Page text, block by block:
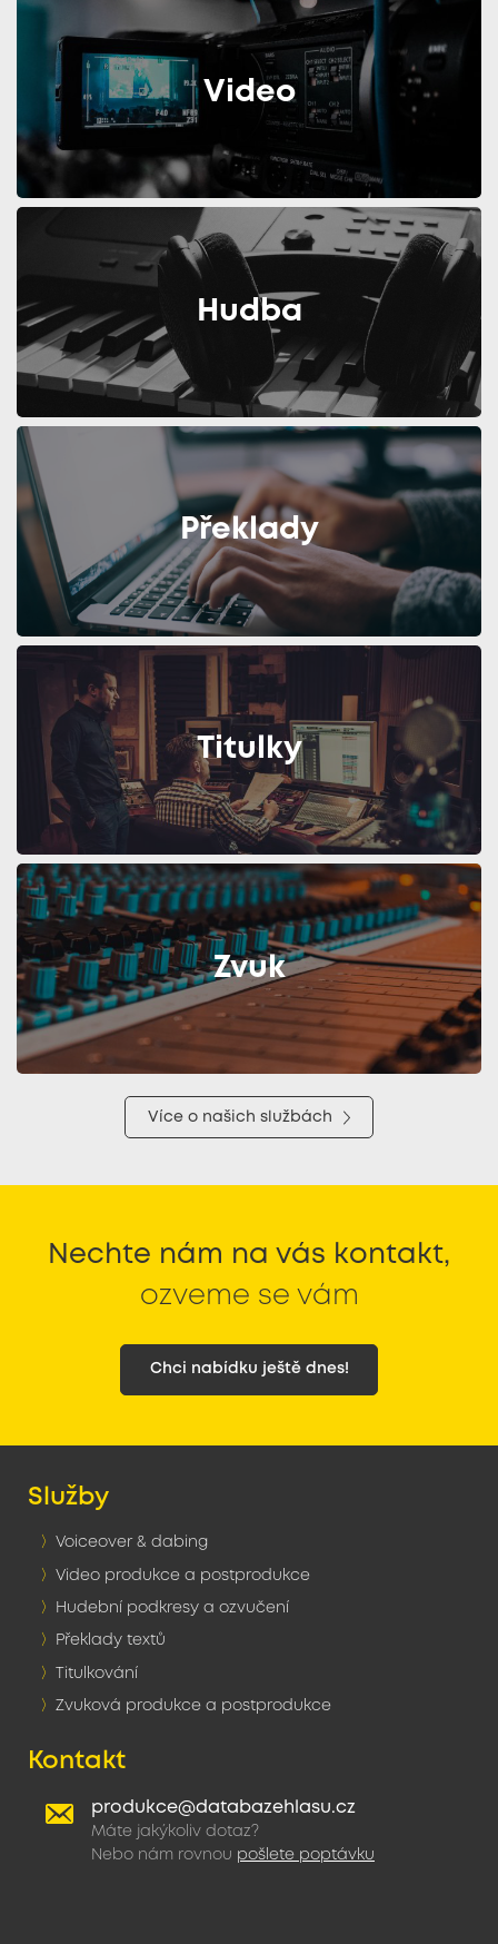
Video
Hudba
Překlady
Titulky
Zvuk
Více o našich službách
Nechte nám na vás kontakt,
ozveme se vám
Chci nabídku ještě dnes!
Služby
Voiceover & dabing
Video produkce a postprodukce
Hudební podkresy a ozvučení
Překlady textů
Titulkování
Zvuková produkce a postprodukce
Kontakt
produkce@databazehlasu.cz
Máte jakýkoliv dotaz?
Nebo nám rovnou pošlete poptávku